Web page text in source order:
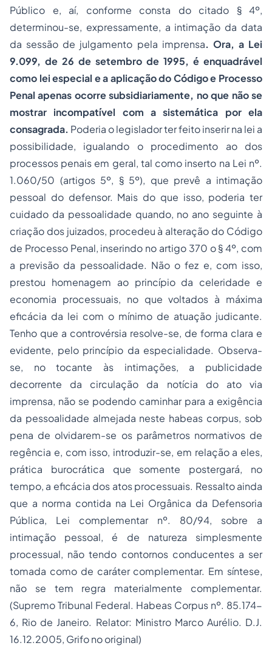
Público e, aí, conforme consta do citado § 4º,
determinou-se, expressamente, a intimação da data
da sessão de julgamento pela imprensa. Ora, a Lei
9.099, de 26 de setembro de 1995, é enquadrável
como lei especial e a aplicação do Código e Processo
Penal apenas ocorre subsidiariamente, no que não se
mostrar incompatível com a sistemática por ela
consagrada. Poderia o legislador ter feito inserir na lei a
possibilidade, igualando o procedimento ao dos
processos penais em geral, tal como inserto na Lei nº.
1.060/50 (artigos 5º, § 5º), que prevê a intimação
pessoal do defensor. Mais do que isso, poderia ter
cuidado da pessoalidade quando, no ano seguinte à
criação dos juizados, procedeu à alteração do Código
de Processo Penal, inserindo no artigo 370 o § 4º, com
a previsão da pessoalidade. Não o fez e, com isso,
prestou homenagem ao princípio da celeridade e
economia processuais, no que voltados à máxima
eficácia da lei com o mínimo de atuação judicante.
Tenho que a controvérsia resolve-se, de forma clara e
evidente, pelo princípio da especialidade. Observa-
se, no tocante às intimações, a publicidade
decorrente da circulação da notícia do ato via
imprensa, não se podendo caminhar para a exigência
da pessoalidade almejada neste habeas corpus, sob
pena de olvidarem-se os parâmetros normativos de
regência e, com isso, introduzir-se, em relação a eles,
prática burocrática que somente postergará, no
tempo, a eficácia dos atos processuais. Ressalto ainda
que a norma contida na Lei Orgânica da Defensoria
Pública, Lei complementar nº. 80/94, sobre a
intimação pessoal, é de natureza simplesmente
processual, não tendo contornos conducentes a ser
tomada como de caráter complementar. Em síntese,
não se tem regra materialmente complementar.
(Supremo Tribunal Federal. Habeas Corpus nº. 85.174-
6, Rio de Janeiro. Relator: Ministro Marco Aurélio. D.J.
16.12.2005, Grifo no original)